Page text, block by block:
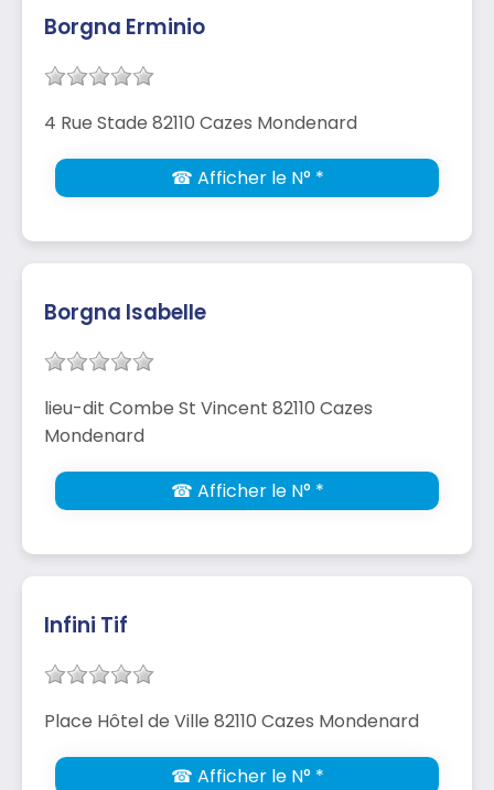
Borgna Erminio
4 Rue Stade 82110 Cazes Mondenard
☎ Afficher le N° *
Borgna Isabelle
lieu-dit Combe St Vincent 82110 Cazes
Mondenard
☎ Afficher le N° *
Infini Tif
Place Hôtel de Ville 82110 Cazes Mondenard
☎ Afficher le N° *